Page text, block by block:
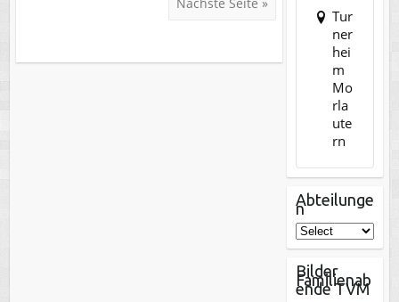
Tur
ner
hei
m
Mo
rla
ute
rn
Abteilunge
n
Bilder
Familienab
ende TVM